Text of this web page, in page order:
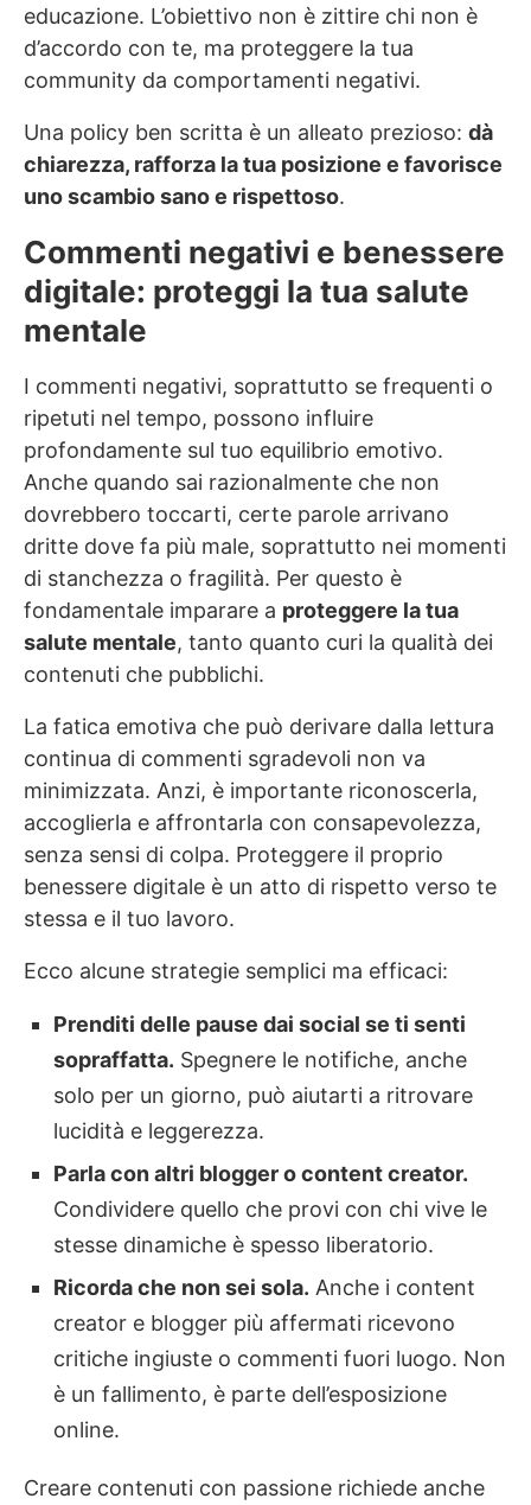
educazione. L’obiettivo non è zittire chi non è
d’accordo con te, ma proteggere la tua
community da comportamenti negativi.
Una policy ben scritta è un alleato prezioso: dà
chiarezza, rafforza la tua posizione e favorisce
uno scambio sano e rispettoso.
Commenti negativi e benessere
digitale: proteggi la tua salute
mentale
I commenti negativi, soprattutto se frequenti o
ripetuti nel tempo, possono influire
profondamente sul tuo equilibrio emotivo.
Anche quando sai razionalmente che non
dovrebbero toccarti, certe parole arrivano
dritte dove fa più male, soprattutto nei momenti
di stanchezza o fragilità. Per questo è
fondamentale imparare a proteggere la tua
salute mentale, tanto quanto curi la qualità dei
contenuti che pubblichi.
La fatica emotiva che può derivare dalla lettura
continua di commenti sgradevoli non va
minimizzata. Anzi, è importante riconoscerla,
accoglierla e affrontarla con consapevolezza,
senza sensi di colpa. Proteggere il proprio
benessere digitale è un atto di rispetto verso te
stessa e il tuo lavoro.
Ecco alcune strategie semplici ma efficaci:
Prenditi delle pause dai social se ti senti
sopraffatta. Spegnere le notifiche, anche
solo per un giorno, può aiutarti a ritrovare
lucidità e leggerezza.
Parla con altri blogger o content creator.
Condividere quello che provi con chi vive le
stesse dinamiche è spesso liberatorio.
Ricorda che non sei sola. Anche i content
creator e blogger più affermati ricevono
critiche ingiuste o commenti fuori luogo. Non
è un fallimento, è parte dell’esposizione
online.
Creare contenuti con passione richiede anche